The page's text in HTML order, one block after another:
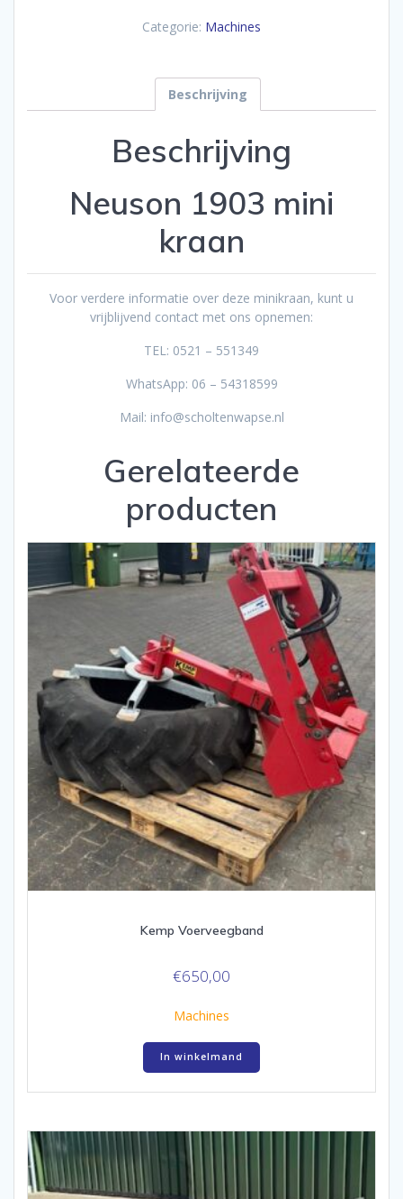
Categorie: Machines
Beschrijving
Beschrijving
Neuson 1903 mini
kraan
Voor verdere informatie over deze minikraan, kunt u
vrijblijvend contact met ons opnemen:
TEL: 0521 – 551349
WhatsApp: 06 – 54318599
Mail: info@scholtenwapse.nl
Gerelateerde
producten
Kemp Voerveegband
€650,00
Machines
In winkelmand